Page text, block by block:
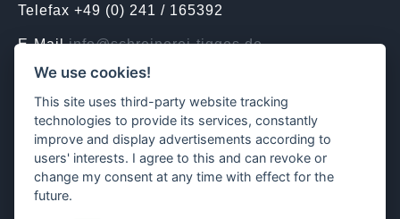
Telefax +49 (0) 241 / 165392
E-Mailinfo@schreinerei-tigges.de
Kontakt | Termine
ÖFFNUNGSZEITEN
Mo. bis Do. 07.30 – 16.30 Uhr
Fr. 07.30 – 13.30 Uhr
We use cookies!
This site uses third-party website tracking
technologies to provide its services, constantly
improve and display advertisements according to
users' interests. I agree to this and can revoke or
change my consent at any time with effect for the
future.